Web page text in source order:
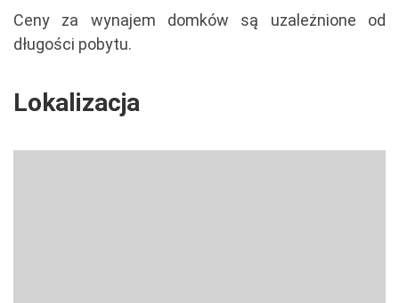
Ceny za wynajem domków są uzależnione od
długości pobytu.
Lokalizacja